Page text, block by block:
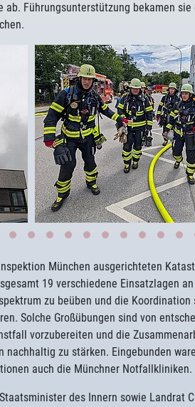
Führungsunterstützung bekamen sie
München ausgerichteten
19 verschiedene Einsatzlagen
zu beüben und die
Solche Großübungen sind von
vorzubereiten und die
nachhaltig zu stärken. Eingebunden
auch die Münchner Notfallkliniken.
des Innern sowie Landrat